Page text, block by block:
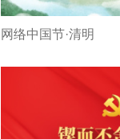
网络中国节·清明